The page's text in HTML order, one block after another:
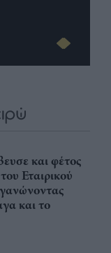
και φέτος
Εταιρικού
και το